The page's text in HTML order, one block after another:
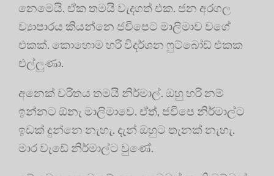
නෙමෙයි. ඒක තමයි වැදගත් එක. ජන අරගල
ව්‍යාපාරය කියන්නෙ ජවිපෙට මාලිමාව වගේ
එකක්. කොහොම හරි විදර්ශන ෆුට්බෝඩ් එකක
එල්ලුණා.
අනෙක් චරිතය තමයි නිර්මාල්. ඔහු හරි නම්
ඉන්නට ඕනැ මාලිමාවෙ. ඒත්, ජවිපෙ නිර්මාල්ට
ඉඩක් දුන්නෙ නැහැ. දැන් ඔහුට තැනක් නැහැ.
මාර වැඩේ නිර්මාල්ට වුණේ.